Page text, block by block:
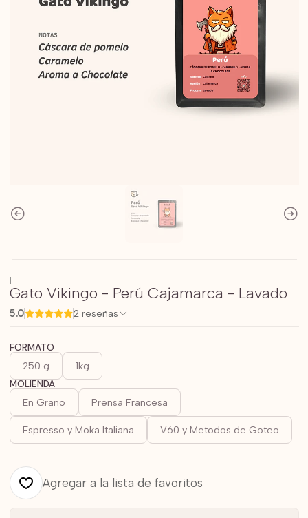
|
Gato Vikingo - Perú Cajamarca - Lavado
5.0 2 reseñas
FORMATO
250 g 1kg
MOLIENDA
En Grano Prensa Francesa
Espresso y Moka Italiana V60 y Metodos de Goteo
Agregar a la lista de favoritos